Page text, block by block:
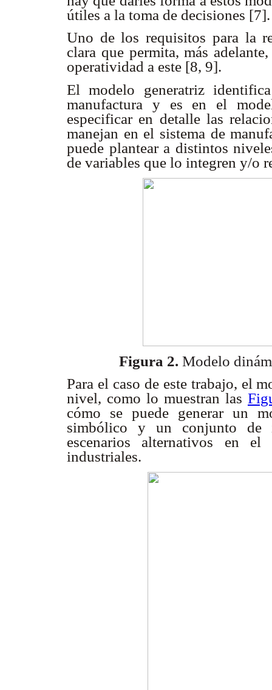
útiles a la toma de decisiones [7].
Uno de los requisitos para la
clara que permita, más
operatividad a este [8, 9].
El modelo generatriz
manufactura y es en el
especificar en detalle las
manejan en el sistema de
puede plantear a distintos
de variables que lo integren y/o
Figura 2. Modelo
Para el caso de este trabajo, el
nivel, como lo muestran las
cómo se puede generar un
simbólico y un conjunto de
escenarios alternativos en
industriales.